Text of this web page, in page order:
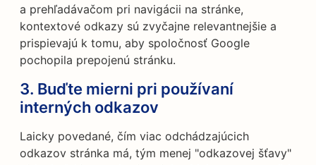
a prehľadávačom pri navigácii na stránke,
kontextové odkazy sú zvyčajne relevantnejšie a
prispievajú k tomu, aby spoločnosť Google
pochopila prepojenú stránku.
3. Buďte mierni pri používaní
interných odkazov
Laicky povedané, čím viac odchádzajúcich
odkazov stránka má, tým menej "odkazovej šťavy"